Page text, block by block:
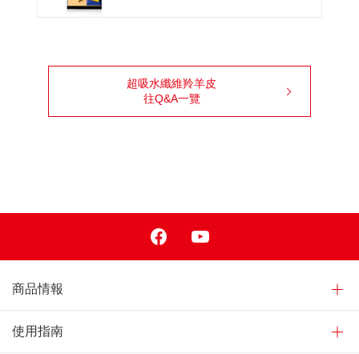
超吸水纖維羚羊皮
往Q&A一覽
商品情報
使用指南